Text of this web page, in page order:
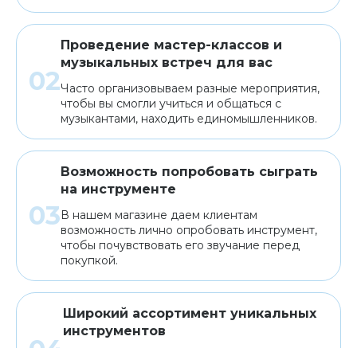
Проведение мастер-классов и
музыкальных встреч для вас
Часто организовываем разные мероприятия,
чтобы вы смогли учиться и общаться с
музыкантами, находить единомышленников.
Возможность попробовать сыграть
на инструменте
В нашем магазине даем клиентам
возможность лично опробовать инструмент,
чтобы почувствовать его звучание перед
покупкой.
Широкий ассортимент уникальных
инструментов